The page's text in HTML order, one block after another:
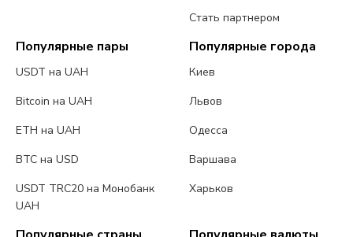
Стать партнером
Популярные пары
USDT на UAH
Bitcoin на UAH
ETH на UAH
BTC на USD
USDT TRC20 на Монобанк
UAH
Популярные города
Киев
Львов
Одесса
Варшава
Харьков